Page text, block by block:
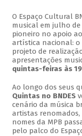
O Espaço Cultural
musical em julho de
pioneiro no apoio
artística nacional: o
projeto de
apresentações
quintas-feiras às
Ao longo dos seus
Quintas no BNDES
cenário da música
artistas
nomes da MPB
pelo palco do